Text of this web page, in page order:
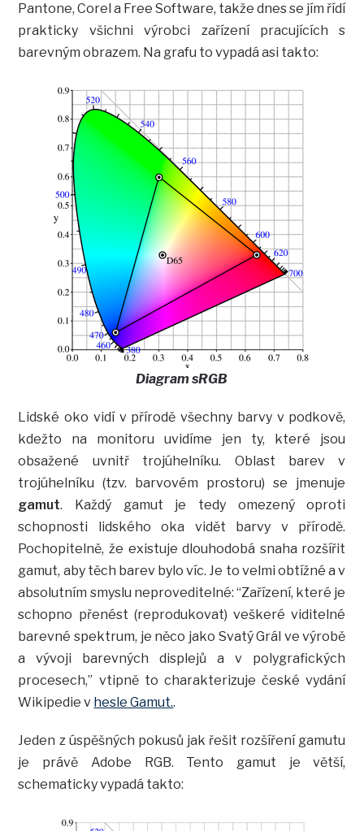
Pantone, Corel a Free Software, takže dnes se jím řídí
prakticky všichni výrobci zařízení pracujících s
barevným obrazem. Na grafu to vypadá asi takto:
Diagram sRGB
Lidské oko vidí v přírodě všechny barvy v podkově,
kdežto na monitoru uvidíme jen ty, které jsou
obsažené uvnitř trojúhelníku. Oblast barev v
trojúhelníku (tzv. barvovém prostoru) se jmenuje
gamut. Každý gamut je tedy omezený oproti
schopnosti lidského oka vidět barvy v přírodě.
Pochopitelně, že existuje dlouhodobá snaha rozšířit
gamut, aby těch barev bylo víc. Je to velmi obtížné a v
absolutním smyslu neproveditelné: “Zařízení, které je
schopno přenést (reprodukovat) veškeré viditelné
barevné spektrum, je něco jako Svatý Grál ve výrobě
a vývoji barevných displejů a v polygrafických
procesech,” vtipně to charakterizuje české vydání
Wikipedie v hesle Gamut..
Jeden z úspěšných pokusů jak řešit rozšíření gamutu
je právě Adobe RGB. Tento gamut je větší,
schematicky vypadá takto: